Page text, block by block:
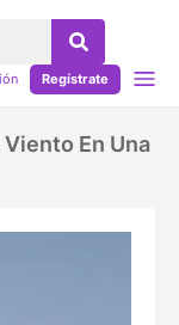
Regístrate
En Una